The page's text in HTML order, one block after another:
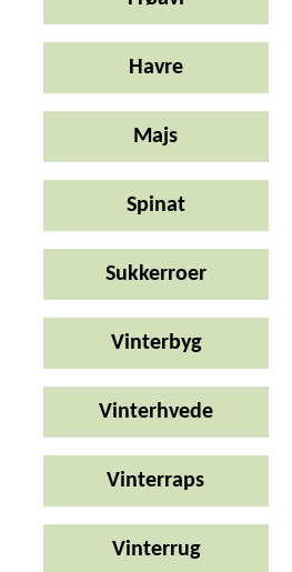
Havre
Majs
Spinat
Sukkerroer
Vinterbyg
Vinterhvede
Vinterraps
Vinterrug